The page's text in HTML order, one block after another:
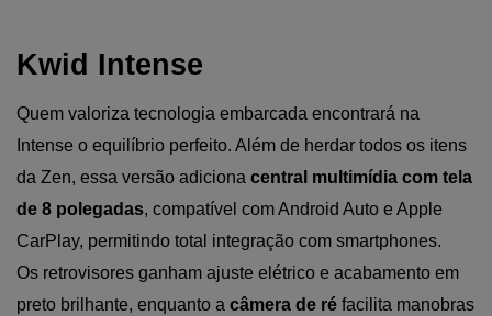
Kwid Intense
Quem valoriza tecnologia embarcada encontrará na
Intense o equilíbrio perfeito. Além de herdar todos os itens
da Zen, essa versão adiciona central multimídia com tela
de 8 polegadas, compatível com Android Auto e Apple
CarPlay, permitindo total integração com smartphones.
Os retrovisores ganham ajuste elétrico e acabamento em
preto brilhante, enquanto a câmera de ré facilita manobras